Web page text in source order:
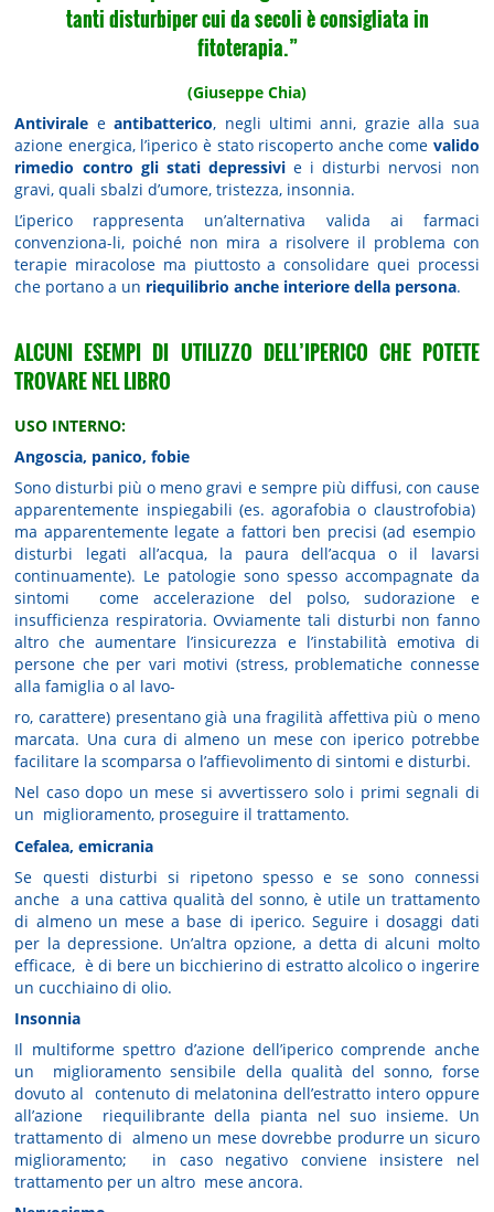
tanti disturbiper cui da secoli è consigliata in
fitoterapia.”
(Giuseppe Chia)
Antivirale eantibatterico, negli ultimi anni, grazie alla sua
azione energica, l’iperico è stato riscoperto anche come valido
rimedio contro gli stati depressivie i disturbi nervosi non
gravi, quali sbalzi d’umore, tristezza, insonnia.
L’iperico rappresenta un’alternativa valida ai farmaci
convenziona-li, poiché non mira a risolvere il problema con
terapie miracolose ma piuttosto a consolidare quei processi
che portano a un riequilibrio anche interiore della persona.
ALCUNI ESEMPI DI UTILIZZO DELL’IPERICO CHE POTETE
TROVARE NEL LIBRO
USO INTERNO:
Angoscia, panico, fobie
Sono disturbi più o meno gravi e sempre più diffusi, con cause
apparentemente inspiegabili (es. agorafobia o claustrofobia)
ma apparentemente legate a fattori ben precisi (ad esempio
disturbi legati all’acqua, la paura dell’acqua o il lavarsi
continuamente). Le patologie sono spesso accompagnate da
sintomi come accelerazione del polso, sudorazione e
insufficienza respiratoria. Ovviamente tali disturbi non fanno
altro che aumentare l’insicurezza e l’instabilità emotiva di
persone che per vari motivi (stress, problematiche connesse
alla famiglia o al lavo-
ro, carattere) presentano già una fragilità affettiva più o meno
marcata. Una cura di almeno un mese con iperico potrebbe
facilitare la scomparsa o l’affievolimento di sintomi e disturbi.
Nel caso dopo un mese si avvertissero solo i primi segnali di
un miglioramento, proseguire il trattamento.
Cefalea, emicrania
Se questi disturbi si ripetono spesso e se sono connessi
anche a una cattiva qualità del sonno, è utile un trattamento
di almeno un mese a base di iperico. Seguire i dosaggi dati
per la depressione. Un’altra opzione, a detta di alcuni molto
efficace, è di bere un bicchierino di estratto alcolico o ingerire
un cucchiaino di olio.
Insonnia
Il multiforme spettro d’azione dell’iperico comprende anche
un miglioramento sensibile della qualità del sonno, forse
dovuto al contenuto di melatonina dell’estratto intero oppure
all’azione riequilibrante della pianta nel suo insieme. Un
trattamento di almeno un mese dovrebbe produrre un sicuro
miglioramento; in caso negativo conviene insistere nel
trattamento per un altro mese ancora.